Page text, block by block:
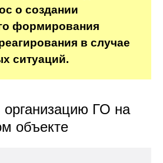
о создании
формирования
в случае
ситуаций.
организацию ГО на
объекте